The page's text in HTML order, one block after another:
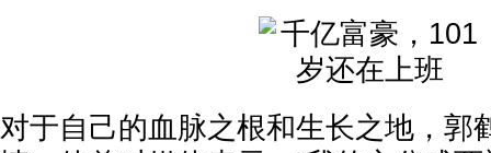
对于自己的血脉之根和生长之地，郭